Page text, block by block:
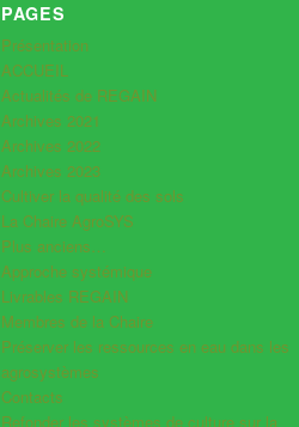
PAGES
Présentation
ACCUEIL
Actualités de REGAIN
Archives 2021
Archives 2022
Archives 2023
Cultiver la qualité des sols
La Chaire AgroSYS
Plus anciens…
Approche systémique
Livrables REGAIN
Membres de la Chaire
Préserver les ressources en eau dans les
agrosystèmes
Contacts
Refonder les systèmes de culture sur la